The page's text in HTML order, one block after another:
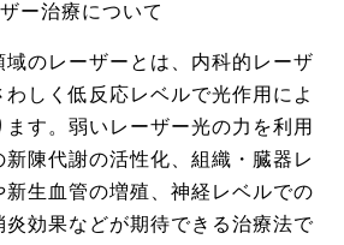
ー治療について
のレーザーとは、内科的レーザ
しく低反応レベルで光作用によ
す。弱いレーザー光の力を利用
新陳代謝の活性化、組織・臓器レ
生血管の増殖、神経レベルでの
効果などが期待できる治療法で